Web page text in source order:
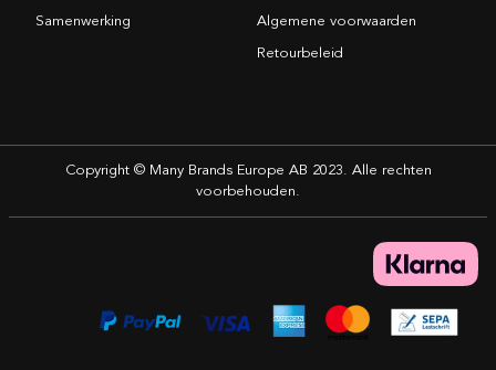
Samenwerking
Algemene voorwaarden
Retourbeleid
Copyright © Many Brands Europe AB 2023. Alle rechten
voorbehouden.